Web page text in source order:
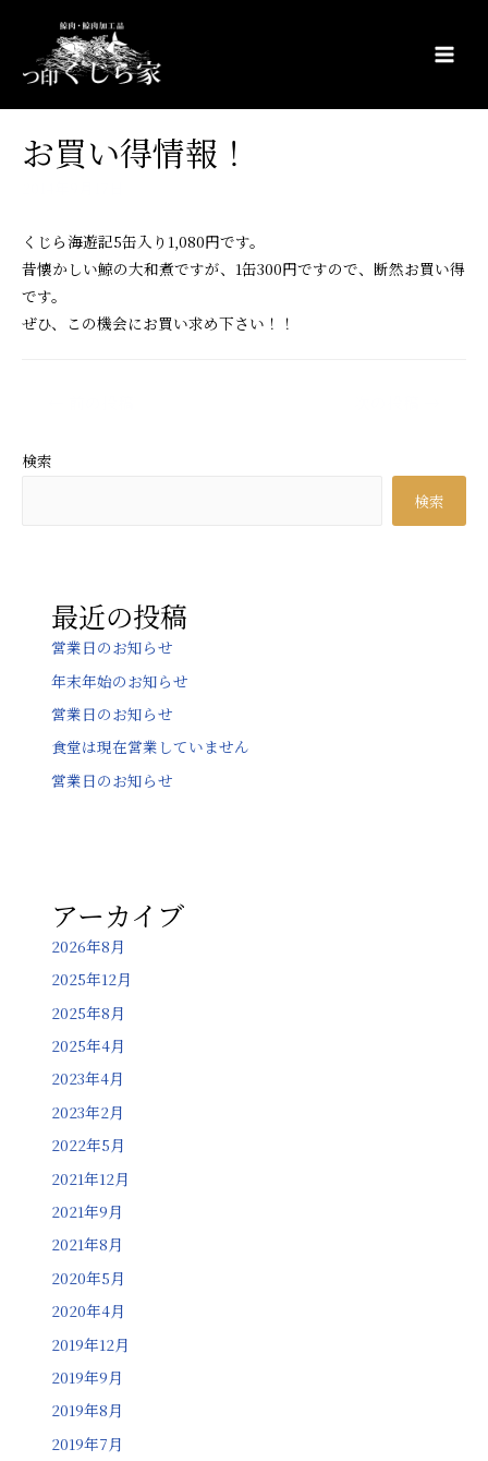
Main
お買い得情報！
くじら海遊記5缶入り1,080円です。
昔懐かしい鯨の大和煮ですが、1缶300円ですので、断然お買い得
です。
ぜひ、この機会にお買い求め下さい！！
ナ
検索
検索
最近の投稿
営業日のお知らせ
年末年始のお知らせ
営業日のお知らせ
食堂は現在営業していません
営業日のお知らせ
アーカイブ
2026年8月
2025年12月
2025年8月
2025年4月
2023年4月
2023年2月
2022年5月
2021年12月
2021年9月
2021年8月
2020年5月
2020年4月
2019年12月
2019年9月
2019年8月
2019年7月